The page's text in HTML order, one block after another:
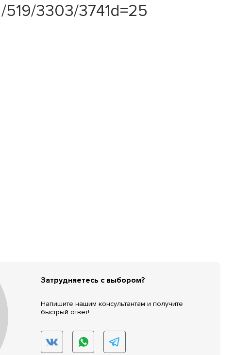
3303/3741d=25
Затрудняетесь с выбором?
Напишите нашим консультантам и получите
быстрый ответ!